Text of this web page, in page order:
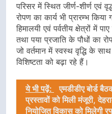
परिसर में स्थित जीर्ण-शीर्ण एवं
रोपण का कार्य भी प्रारम्भ
हिमालयी एवं पर्वतीय क्षेत्रों में
तथा पया प्रजाति के पौधों का
जो वर्तमान में स्वस्थ वृद्धि के
विशिष्टता को बढ़ा रहे हैं।
ये भी पढ़ें:
एमडीडीए बोर्ड
प्रस्तावों को मिली मंजूरी,
नियोजित विकास को मिलेगी